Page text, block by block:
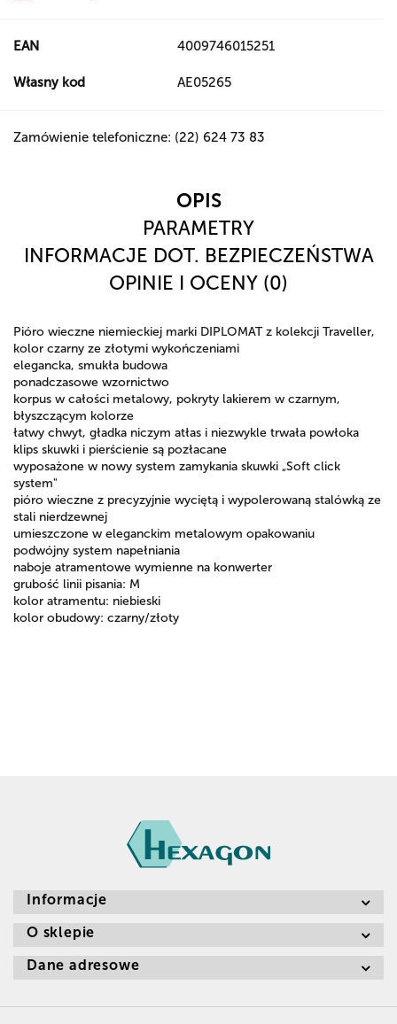
EAN 4009746015251
Własny kod AE05265
Zamówienie telefoniczne: (22) 624 73 83
OPIS
PARAMETRY
INFORMACJE DOT. BEZPIECZEŃSTWA
OPINIE I OCENY (0)
Pióro wieczne niemieckiej marki DIPLOMAT z kolekcji Traveller,
kolor czarny ze złotymi wykończeniami
elegancka, smukła budowa
ponadczasowe wzornictwo
korpus w całości metalowy, pokryty lakierem w czarnym,
błyszczącym kolorze
łatwy chwyt, gładka niczym atłas i niezwykle trwała powłoka
klips skuwki i pierścienie są pozłacane
wyposażone w nowy system zamykania skuwki „Soft click
system"
pióro wieczne z precyzyjnie wyciętą i wypolerowaną stalówką ze
stali nierdzewnej
umieszczone w eleganckim metalowym opakowaniu
podwójny system napełniania
naboje atramentowe wymienne na konwerter
grubość linii pisania: M
kolor atramentu: niebieski
kolor obudowy: czarny/złoty
Dane adresowe
Informacje
O sklepie